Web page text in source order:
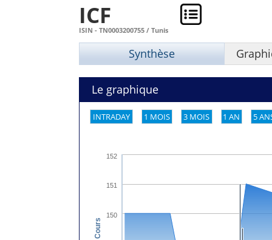
ICF
ISIN - TN0003200755 / Tunis
Synthèse
Le graphique
INTRADAY 1 MOIS 3 MOIS 1 AN 5
Cours
150
151
152